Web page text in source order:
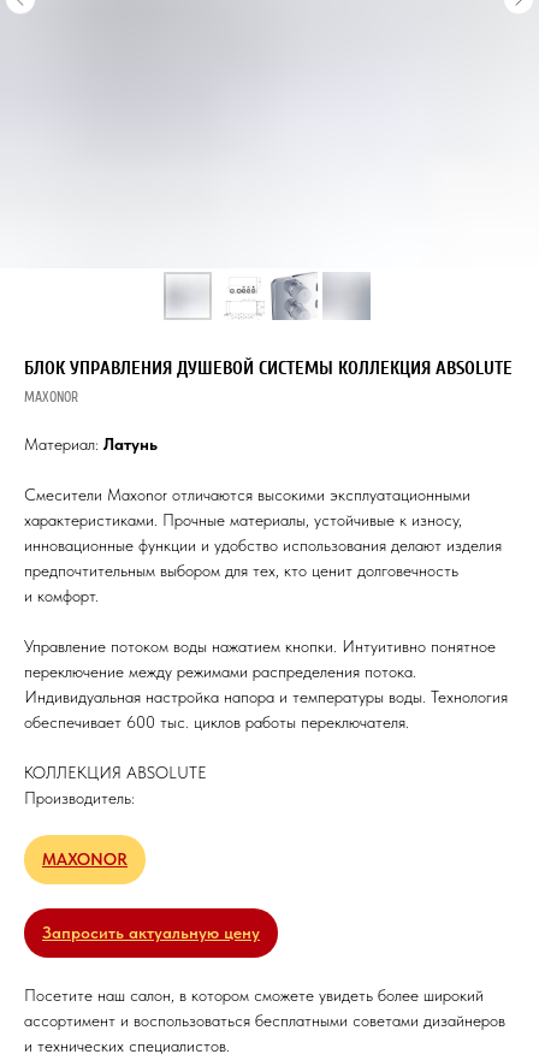
БЛОК УПРАВЛЕНИЯ ДУШЕВОЙ СИСТЕМЫ КОЛЛЕКЦИЯ ABSOLUTE
MAXONOR
Материал: Латунь
Смесители Maxonor отличаются высокими эксплуатационными
характеристиками. Прочные материалы, устойчивые к износу,
инновационные функции и удобство использования делают изделия
предпочтительным выбором для тех, кто ценит долговечность
и комфорт.
Управление потоком воды нажатием кнопки. Интуитивно понятное
переключение между режимами распределения потока.
Индивидуальная настройка напора и температуры воды. Технология
обеспечивает 600 тыс. циклов работы переключателя.
КОЛЛЕКЦИЯ ABSOLUTE
Производитель:
MAXONOR
Запросить актуальную цену
Посетите наш салон, в котором сможете увидеть более широкий
ассортимент и воспользоваться бесплатными советами дизайнеров
и технических специалистов.